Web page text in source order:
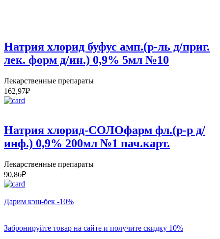
Натрия хлорид буфус амп.(р-ль д/приг.
лек. форм д/ин.) 0,9% 5мл №10
Лекарственные препараты
162,97₽
Натрия хлорид-СОЛОфарм фл.(р-р д/
инф.) 0,9% 200мл №1 пач.карт.
Лекарственные препараты
90,86₽
Дарим кэш-бек -10%
Забронируйте товар на сайте и получите скидку 10%